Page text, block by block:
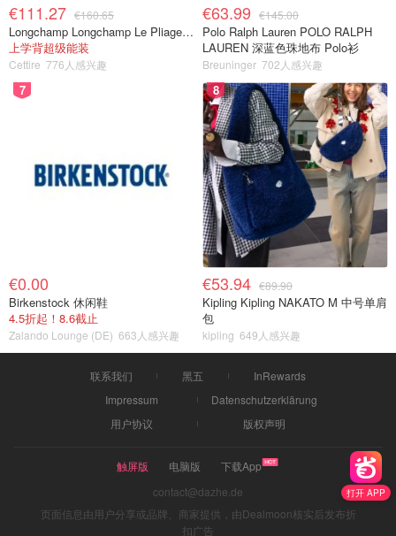
打开 APP
€111.27 €160.65
Longchamp Longchamp Le Pliage 大号手提包
上学背超级能装
Cettire 776人感兴趣
€63.99 €145.00
Polo Ralph Lauren POLO RALPH
LAUREN 深蓝色珠地布 Polo衫
Breuninger 702人感兴趣
7
€0.00
Birkenstock 休闲鞋
4.5折起！8.6截止
Zalando Lounge (DE) 663人感兴趣
8
€53.94 €89.90
Kipling Kipling NAKATO M 中号单肩
包
kipling 649人感兴趣
联系我们 黑五
InRewards
Impressum
Datenschutzerklärung
用户协议
版权声明
触屏版 电脑版
下载App
contact@dazhe.de
页面信息由用户分享或品牌、商家提供，由Dealmoon核实后发布折
扣广告